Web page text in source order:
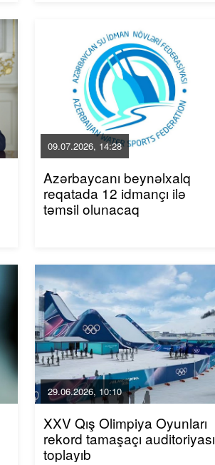
09.07.2026, 14:28
Azərbaycanı beynəlxalq
reqatada 12 idmançı ilə
təmsil olunacaq
29.06.2026, 10:10
XXV Qış Olimpiya Oyunları
rekord tamaşaçı auditoriyası
toplayıb